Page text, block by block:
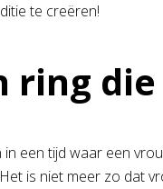
te creëren!
ring
in een tijd waar een
is niet meer zo dat